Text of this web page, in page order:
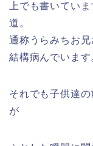
上でも書いてい
道。
通称うらみちお
結構病んでいます
それでも子供達
が